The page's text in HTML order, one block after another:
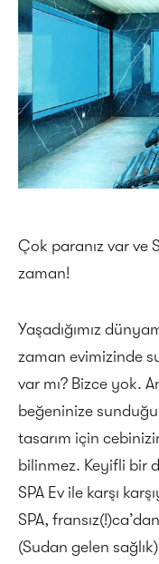
Çok paranız var ve
zaman!
Yaşadığımız
zaman evimizinde
var mı? Bizce yok.
beğeninize
tasarım için
bilinmez. Keyifli bir
SPA Ev ile karşı
SPA,
(Sudan gelen